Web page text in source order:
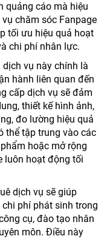
quảng cáo mà hiệu
chăm sóc Fanpage
tối ưu hiệu quả hoạt
chi phí nhân lực.
vụ này chính là
hành liên quan đến
cấp dịch vụ sẽ đảm
thiết kế hình ảnh,
đo lường hiệu quả
thể tập trung vào các
hoặc mở rộng
luôn hoạt động tối
dịch vụ sẽ giúp
phí phát sinh trong
cụ, đào tạo nhân
môn. Điều này